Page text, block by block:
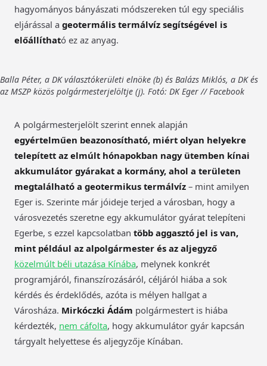
hagyományos bányászati módszereken túl egy speciális
eljárással a geotermális termálvíz segítségével is
előállítható ez az anyag.
Balla Péter, a DK választókerületi elnöke (b) és Balázs Miklós, a DK és
az MSZP közös polgármesterjelöltje (j). Fotó: DK Eger // Facebook
A polgármesterjelölt szerint ennek alapján
egyértelműen beazonosítható, miért olyan helyekre
telepített az elmúlt hónapokban nagy ütemben kínai
akkumulátor gyárakat a kormány, ahol a területen
megtalálható a geotermikus termálvíz – mint amilyen
Eger is. Szerinte már jóideje terjed a városban, hogy a
városvezetés szeretne egy akkumulátor gyárat telepíteni
Egerbe, s ezzel kapcsolatban több aggasztó jel is van,
mint például az alpolgármester és az aljegyző
közelmúlt béli utazása Kínába, melynek konkrét
programjáról, finanszírozásáról, céljáról hiába a sok
kérdés és érdeklődés, azóta is mélyen hallgat a
Városháza. Mirkóczki Ádám polgármestert is hiába
kérdezték, nem cáfolta, hogy akkumulátor gyár kapcsán
tárgyalt helyettese és aljegyzője Kínában.